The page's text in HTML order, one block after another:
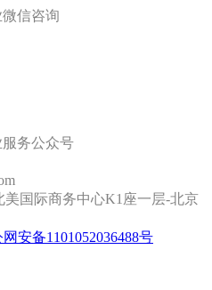
信咨询
务公众号
国际商务中心K1座一层-北京
安备1101052036488号